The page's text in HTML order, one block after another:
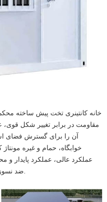
خانه کانتینری تخت پیش ساخته
مقاومت در برابر تغییر شکل
آن را برای گسترش فضای
خوابگاه، حمام و غیره
عملکرد عالی، عملکرد پایدار